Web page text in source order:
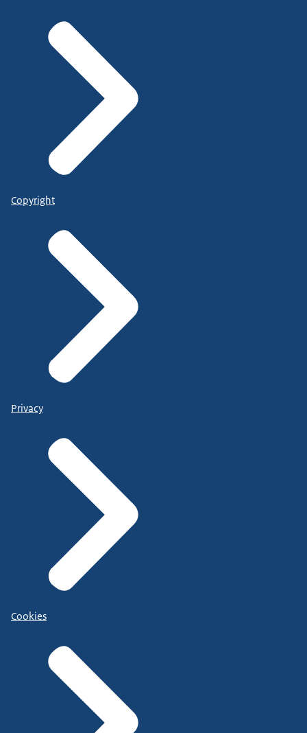
Copyright
Privacy
Cookies